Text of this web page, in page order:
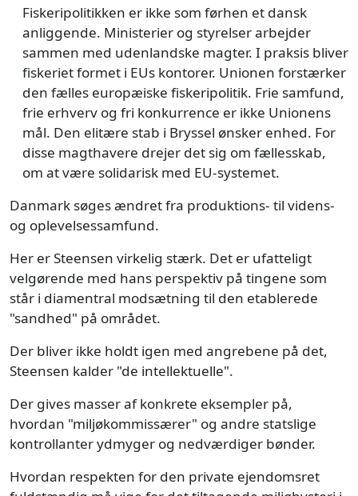
Fiskeripolitikken er ikke som førhen et dansk
anliggende. Ministerier og styrelser arbejder
sammen med udenlandske magter. I praksis bliver
fiskeriet formet i EUs kontorer. Unionen forstærker
den fælles europæiske fiskeripolitik. Frie samfund,
frie erhverv og fri konkurrence er ikke Unionens
mål. Den elitære stab i Bryssel ønsker enhed. For
disse magthavere drejer det sig om fællesskab,
om at være solidarisk med EU-systemet.
Danmark søges ændret fra produktions- til videns-
og oplevelsessamfund.
Her er Steensen virkelig stærk. Det er ufatteligt
velgørende med hans perspektiv på tingene som
står i diamentral modsætning til den etablerede
"sandhed" på området.
Der bliver ikke holdt igen med angrebene på det,
Steensen kalder "de intellektuelle".
Der gives masser af konkrete eksempler på,
hvordan "miljøkommissærer" og andre statslige
kontrollanter ydmyger og nedværdiger bønder.
Hvordan respekten for den private ejendomsret